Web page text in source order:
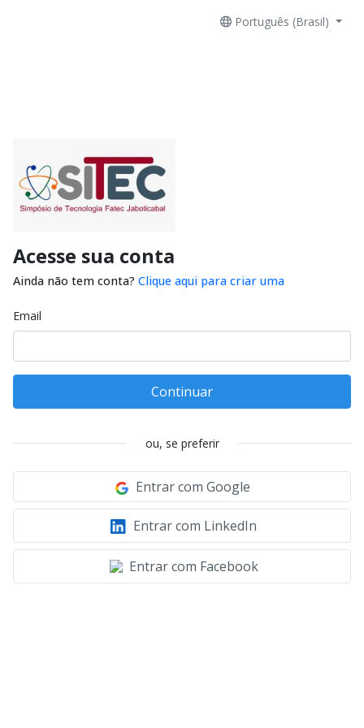
Português (Brasil)
Acesse sua conta
Ainda não tem conta? Clique aqui para criar uma
Email
Continuar
ou, se preferir
Entrar com Google
Entrar com LinkedIn
Entrar com Facebook